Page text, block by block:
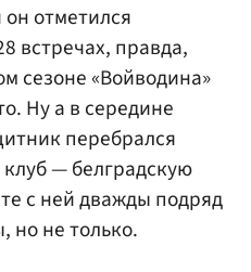
отметился
встречах, правда,
сезоне «Войводина»
Ну а в середине
перебрался
— белградскую
с ней дважды подряд
но не только.